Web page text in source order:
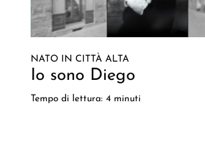
NATO IN CITTÀ ALTA
Io sono Diego
Tempo di lettura: 4 minuti